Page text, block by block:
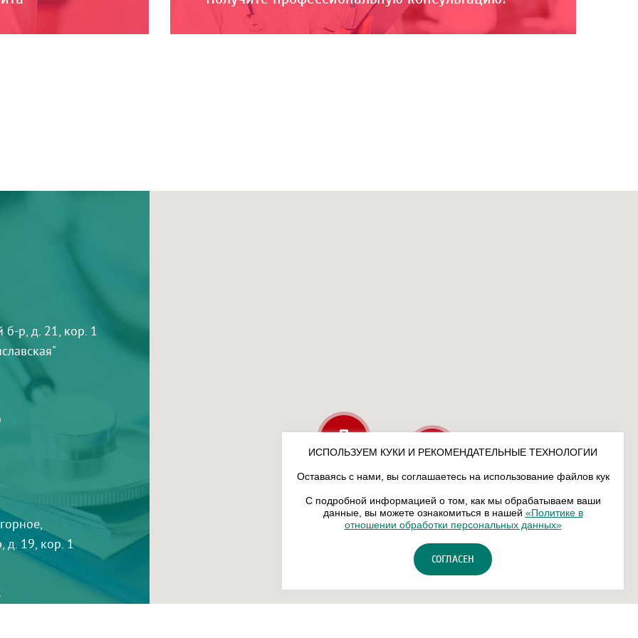
р, д. 21, кор. 1
д. 19, кор. 1
ИСПОЛЬЗУЕМ КУКИ И РЕКОМЕНДАТЕЛЬНЫЕ ТЕХНОЛОГИИ
Оставаясь с нами, вы соглашаетесь на использование файлов кук
С подробной информацией о том, как мы обрабатываем ваши
данные, вы можете ознакомиться в нашей «Политике в
отношении обработки персональных данных»
СОГЛАСЕН